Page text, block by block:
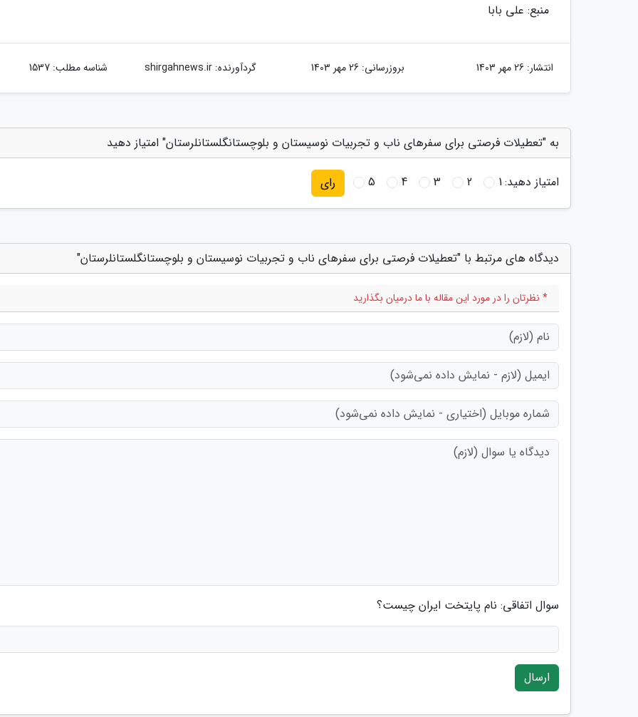
منبع: علی بابا
انتشار: 26 مهر 1403 بروزرسانی: 26 مهر 1403 گردآورنده:shirgahnews.ir شناسه مطلب: 1537
به "تعطیلات فرصتی برای سفرهای ناب و تجربیات نوسیستان و بلوچستانگلستانلرستان" امتیاز دهید
امتیاز دهید:1
2
3
4
5 رای
دیدگاه های مرتبط با "تعطیلات فرصتی برای سفرهای ناب و تجربیات نوسیستان و بلوچستانگلستانلرستان"
* نظرتان را در مورد این مقاله با ما درمیان بگذارید
سوال اتفاقی: نام پایتخت ایران چیست؟
ارسال